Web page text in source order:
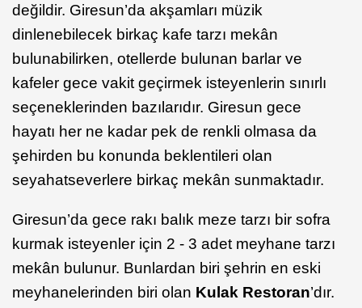
değildir. Giresun’da akşamları müzik
dinlenebilecek birkaç kafe tarzı mekân
bulunabilirken, otellerde bulunan barlar ve
kafeler gece vakit geçirmek isteyenlerin sınırlı
seçeneklerinden bazılarıdır. Giresun gece
hayatı her ne kadar pek de renkli olmasa da
şehirden bu konunda beklentileri olan
seyahatseverlere birkaç mekân sunmaktadır.
Giresun’da gece rakı balık meze tarzı bir sofra
kurmak isteyenler için 2 - 3 adet meyhane tarzı
mekân bulunur. Bunlardan biri şehrin en eski
meyhanelerinden biri olan Kulak Restoran’dır.